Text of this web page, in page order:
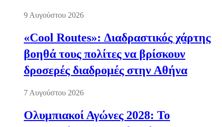
9 Αυγούστου 2026
«Cool Routes»: Διαδραστικός χάρτης
βοηθά τους πολίτες να βρίσκουν
δροσερές διαδρομές στην Αθήνα
7 Αυγούστου 2026
Ολυμπιακοί Αγώνες 2028: Το